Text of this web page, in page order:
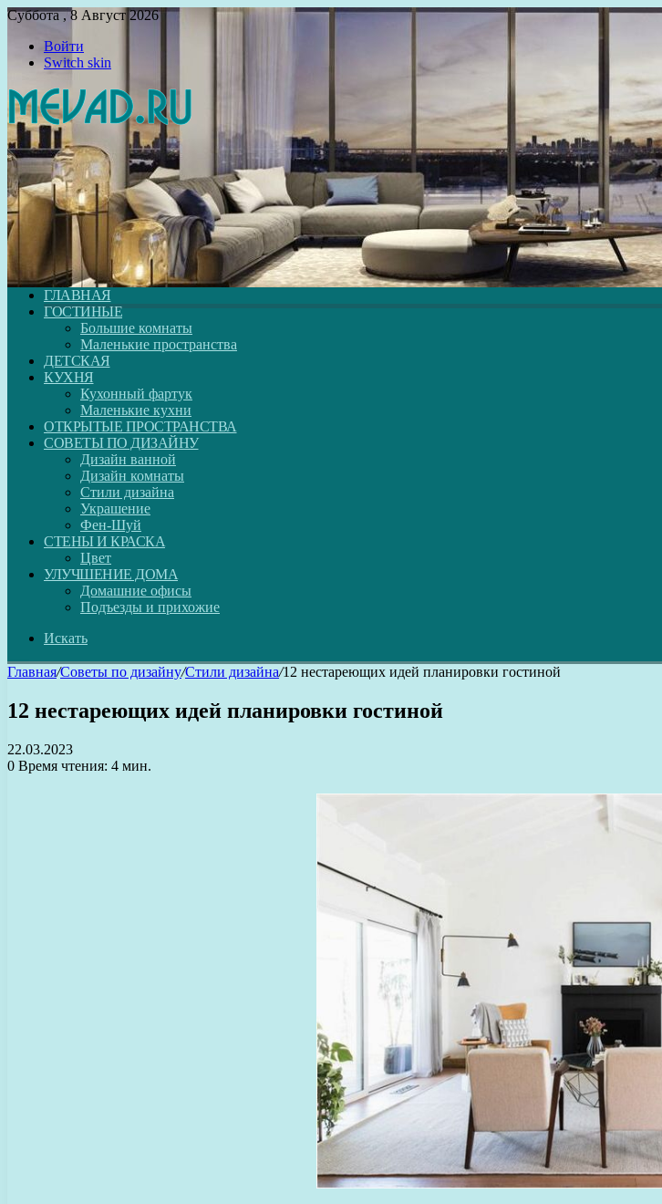
Суббота , 8 Август 2026
Войти
Switch skin
ГЛАВНАЯ
ГОСТИНЫЕ
Большие комнаты
Маленькие пространства
ДЕТСКАЯ
КУХНЯ
Кухонный фартук
Маленькие кухни
ОТКРЫТЫЕ ПРОСТРАНСТВА
СОВЕТЫ ПО ДИЗАЙНУ
Дизайн ванной
Дизайн комнаты
Стили дизайна
Украшение
Фен-Шуй
СТЕНЫ И КРАСКА
Цвет
УЛУЧШЕНИЕ ДОМА
Домашние офисы
Подъезды и прихожие
Искать
Главная/Советы по дизайну/Стили дизайна/12 нестареющих идей планировки гостиной
12 нестареющих идей планировки гостиной
22.03.2023
0 Время чтения: 4 мин.